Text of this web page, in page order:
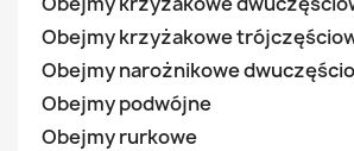
Obejmy krzyżakowe
Obejmy narożnikowe
Obejmy podwójne
Obejmy rurkowe